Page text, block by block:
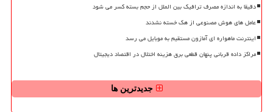
دقیقا به اندازه مصرف ترافیک بین الملل از حجم بسته کسر می شود
عامل های هوش مصنوعی از هک خسته نشدند
اینترنت ماهواره ای آمازون مستقیم به موبایل می رسد
مراکز داده قربانی پنهان قطعی برق هزینه اختلال در اقتصاد دیجیتال
جدیدترین ها